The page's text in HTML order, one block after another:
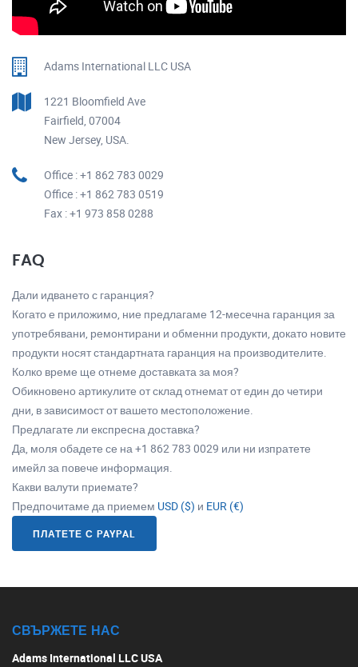
Adams International LLC USA
1221 Bloomfield Ave
Fairfield, 07004
New Jersey, USA.
Office : +1 862 783 0029
Office : +1 862 783 0519
Fax : +1 973 858 0288
FAQ
Дали идването с гаранция?
Когато е приложимо, ние предлагаме 12-месечна гаранция за
употребявани, ремонтирани и обменни продукти, докато новите
продукти носят стандартната гаранция на производителите.
Колко време ще отнеме доставката за моя?
Обикновено артикулите от склад отнемат от един до четири
дни, в зависимост от вашето местоположение.
Предлагате ли експресна доставка?
Да, моля обадете се на +1 862 783 0029 или ни изпратете
имейл за повече информация.
Какви валути приемате?
Предпочитаме да приемем USD ($) и EUR (€)
ПЛАТЕТЕ С PAYPAL
СВЪРЖЕТЕ НАС
Adams International LLC USA